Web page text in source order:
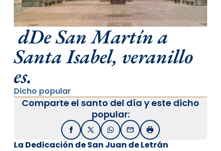
dDe San Martín a
Santa Isabel, veranillo
es.
Dicho popular
Comparte el santo del día y este dicho
popular:
FacebookX / TwitterWhatsApp
EmailImprimir
La Dedicación de San Juan de Letrán